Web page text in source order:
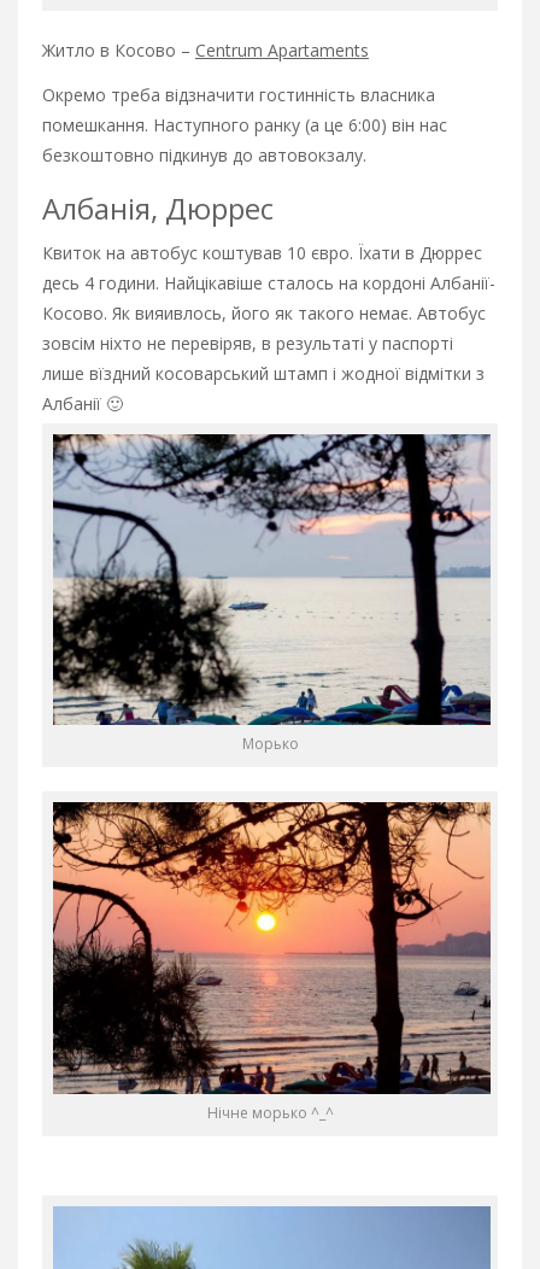
Житло в Косово – Centrum Apartaments
Окремо треба відзначити гостинність власника
помешкання. Наступного ранку (а це 6:00) він нас
безкоштовно підкинув до автовокзалу.
Албанія, Дюррес
Квиток на автобус коштував 10 євро. Їхати в Дюррес
десь 4 години. Найцікавіше сталось на кордоні Албанії-
Косово. Як вияивлось, його як такого немає. Автобус
зовсім ніхто не перевіряв, в результаті у паспорті
лише вїздний косоварський штамп і жодної відмітки з
Албанії 🙂
Морько
Нічне морько ^_^